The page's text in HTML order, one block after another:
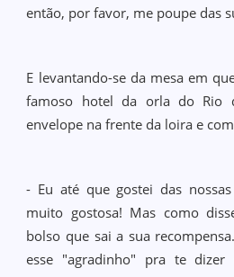
então, por favor, me poupe das
E levantando-se da mesa em
famoso hotel da orla do Rio
envelope na frente da loira e
- Eu até que gostei das
muito gostosa! Mas como
bolso que sai a sua
esse "agradinho" pra te